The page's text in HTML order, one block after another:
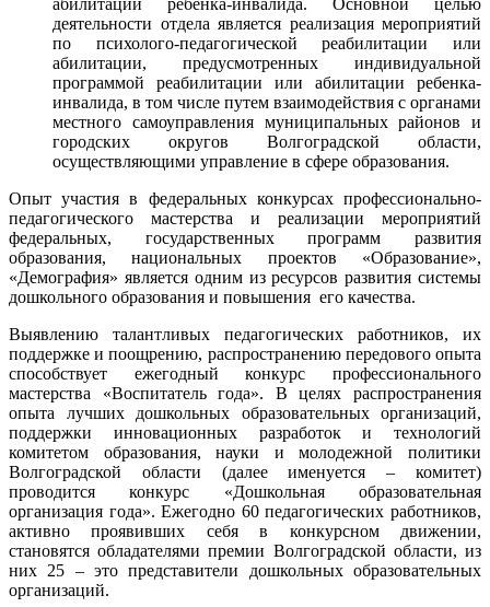
деятельности отдела является реализация мероприятий
по психолого-педагогической реабилитации или
абилитации, предусмотренных индивидуальной
программой реабилитации или абилитации ребенка-
инвалида, в том числе путем взаимодействия с органами
местного самоуправления муниципальных районов и
городских округов Волгоградской области,
осуществляющими управление в сфере образования.
Опыт участия в федеральных конкурсах профессионально-
педагогического мастерства и реализации мероприятий
федеральных, государственных программ развития
образования, национальных проектов «Образование»,
«Демография» является одним из ресурсов развития системы
дошкольного образования и повышения его качества.
Выявлению талантливых педагогических работников, их
поддержке и поощрению, распространению передового опыта
способствует ежегодный конкурс профессионального
мастерства «Воспитатель года». В целях распространения
опыта лучших дошкольных образовательных организаций,
поддержки инновационных разработок и технологий
комитетом образования, науки и молодежной политики
Волгоградской области (далее именуется – комитет)
проводится конкурс «Дошкольная образовательная
организация года». Ежегодно 60 педагогических работников,
активно проявивших себя в конкурсном движении,
становятся обладателями премии Волгоградской области, из
них 25 – это представители дошкольных образовательных
организаций.